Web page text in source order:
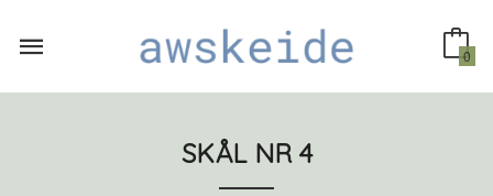
innholdet
0
SKÅL NR 4